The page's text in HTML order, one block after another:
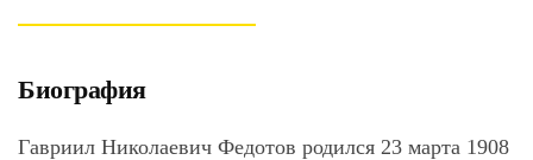
Биография
Гавриил Николаевич Федотов родился 23 марта 1908